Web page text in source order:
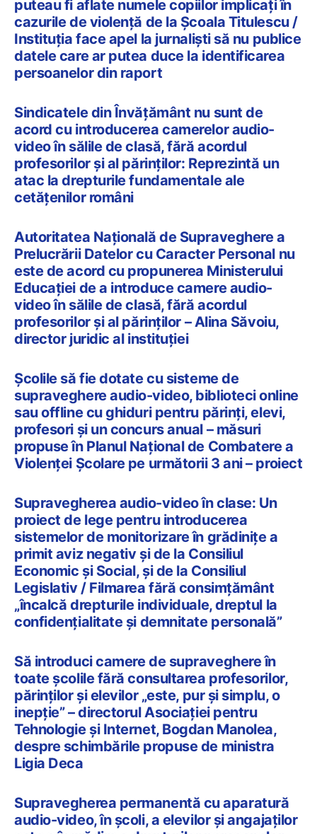
puteau fi aflate numele copiilor implicați în
cazurile de violență de la Școala Titulescu /
Instituția face apel la jurnaliști să nu publice
datele care ar putea duce la identificarea
persoanelor din raport
Sindicatele din Învățământ nu sunt de
acord cu introducerea camerelor audio-
video în sălile de clasă, fără acordul
profesorilor și al părinților: Reprezintă un
atac la drepturile fundamentale ale
cetăţenilor români
Autoritatea Naţională de Supraveghere a
Prelucrării Datelor cu Caracter Personal nu
este de acord cu propunerea Ministerului
Educației de a introduce camere audio-
video în sălile de clasă, fără acordul
profesorilor și al părinților – Alina Săvoiu,
director juridic al instituției
Școlile să fie dotate cu sisteme de
supraveghere audio-video, biblioteci online
sau offline cu ghiduri pentru părinți, elevi,
profesori și un concurs anual – măsuri
propuse în Planul Național de Combatere a
Violenței Școlare pe următorii 3 ani – proiect
Supravegherea audio-video în clase: Un
proiect de lege pentru introducerea
sistemelor de monitorizare în grădinițe a
primit aviz negativ și de la Consiliul
Economic și Social, și de la Consiliul
Legislativ / Filmarea fără consimțământ
„încalcă drepturile individuale, dreptul la
confidențialitate și demnitate personală”
Să introduci camere de supraveghere în
toate școlile fără consultarea profesorilor,
părinților și elevilor „este, pur și simplu, o
inepție” – directorul Asociației pentru
Tehnologie și Internet, Bogdan Manolea,
despre schimbările propuse de ministra
Ligia Deca
Supravegherea permanentă cu aparatură
audio-video, în școli, a elevilor și angajaților